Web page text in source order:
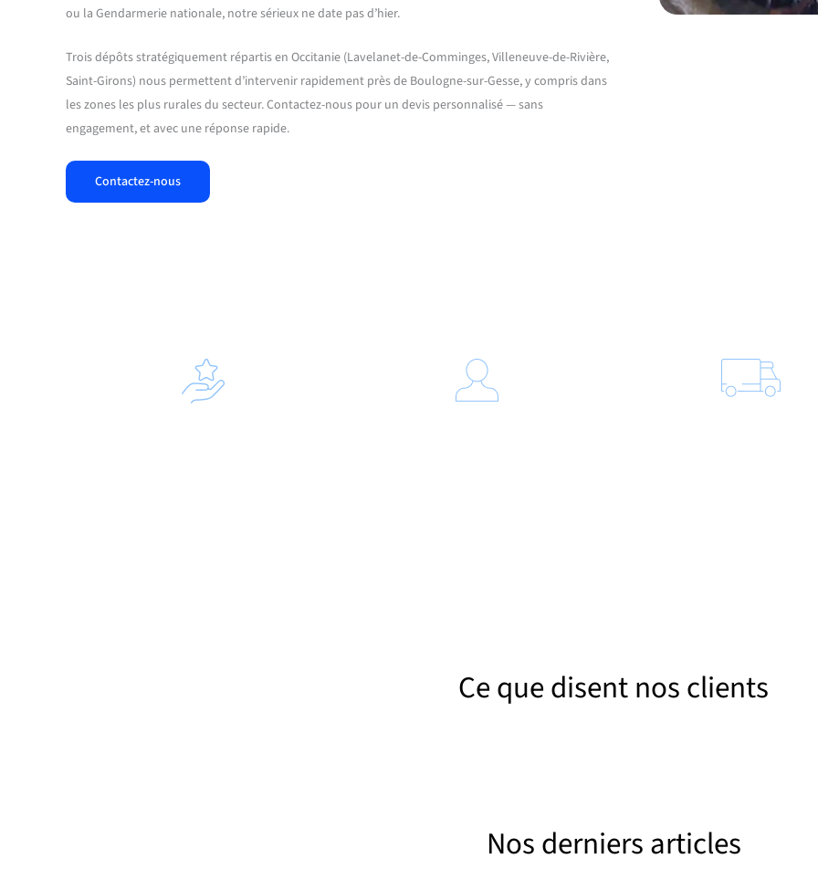
ou la Gendarmerie nationale, notre sérieux ne date pas d’hier.
Trois dépôts stratégiquement répartis en Occitanie (Lavelanet-de-Comminges, Villeneuve-de-Rivière,
Saint-Girons) nous permettent d’intervenir rapidement près de Boulogne-sur-Gesse, y compris dans
les zones les plus rurales du secteur. Contactez-nous pour un devis personnalisé — sans
engagement, et avec une réponse rapide.
Contactez-nous
Ce que disent nos clients
Nos derniers articles